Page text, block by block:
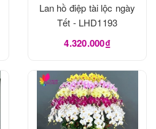
Lan hồ điệp tài lộc ngày
Tết - LHD1193
4.320.000₫